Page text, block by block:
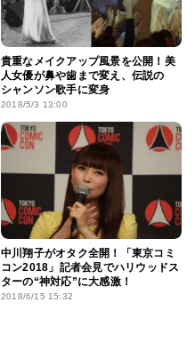
貴重なメイクアップ風景を公開！美
人女優が鼻や歯まで変え、伝説の
シャンソン歌手に変身
2018/5/3 13:00
中川翔子がオタク全開！「東京コミ
コン2018」記者会見でハリウッドス
ターの“神対応”に大感激！
2018/6/15 15:32